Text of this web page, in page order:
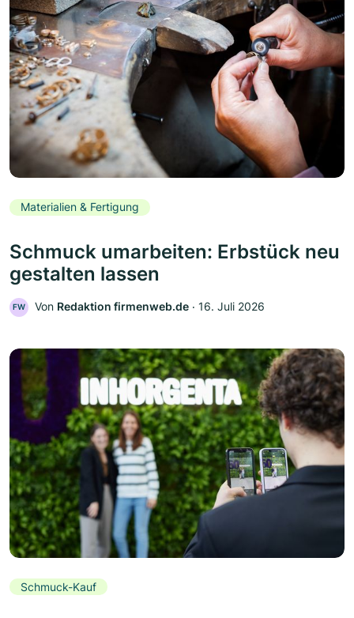
Materialien & Fertigung
Schmuck umarbeiten: Erbstück neu
gestalten lassen
FW Von Redaktion firmenweb.de ‧ 16. Juli 2026
Schmuck-Kauf